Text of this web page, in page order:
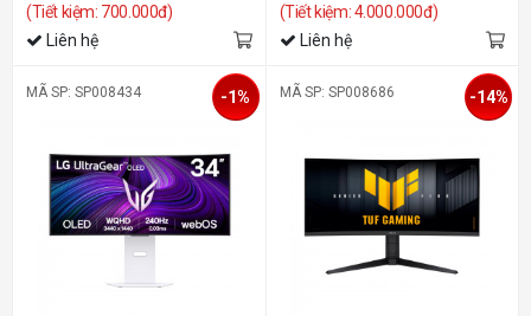
(Tiết kiệm: 700.000đ)
Liên hệ
(Tiết kiệm: 4.000.000đ)
Liên hệ
MÃ SP: SP008434 -1% MÃ SP: SP008686 -14%